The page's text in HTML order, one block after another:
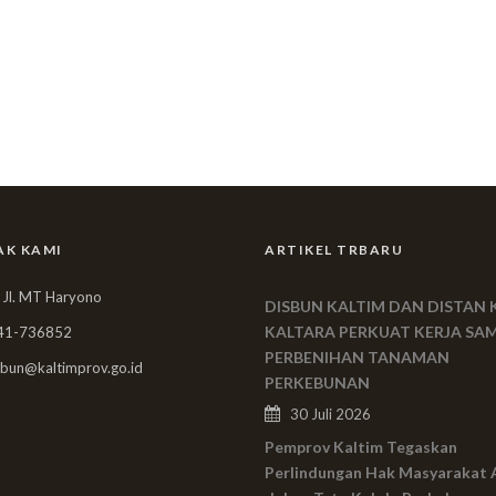
KAMI
MT Haryono
736852
ARTIKEL TRBARU
DISBUN KALTIM DAN DISTAN
KALTARA PERKUAT KERJA
PERBENIHAN TANAMAN
PERKEBUNAN
30 Juli 2026
Pemprov Kaltim Tegaskan
Perlindungan Hak Masyarakat